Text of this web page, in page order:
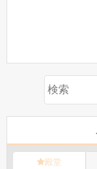
殿堂